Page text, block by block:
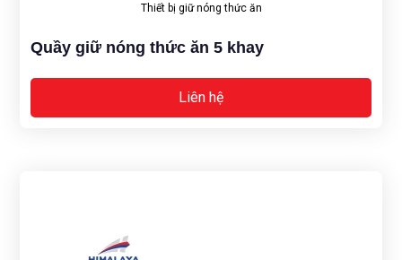
Thiết bị giữ nóng thức ăn
Quầy giữ nóng thức ăn 5 khay
Liên hệ